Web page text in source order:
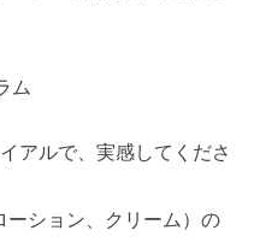
ム
ルで、実感してくださ
ーション、クリーム）の